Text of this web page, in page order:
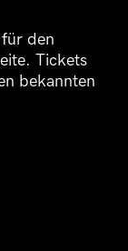
den
Tickets
bekannten